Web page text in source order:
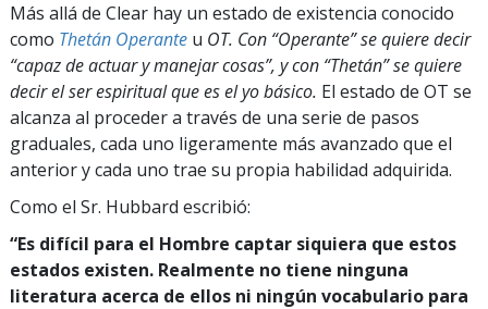
Más allá de Clear hay un estado de existencia conocido
como Thetán Operante u OT. Con “Operante” se quiere decir
“capaz de actuar y manejar cosas”, y con “Thetán” se quiere
decir el ser espiritual que es el yo básico. El estado de OT se
alcanza al proceder a través de una serie de pasos
graduales, cada uno ligeramente más avanzado que el
anterior y cada uno trae su propia habilidad adquirida.
Como el Sr. Hubbard escribió:
“Es difícil para el Hombre captar siquiera que estos
estados existen. Realmente no tiene ninguna
literatura acerca de ellos ni ningún vocabulario para